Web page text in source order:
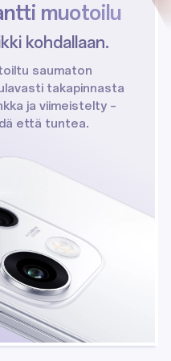
muotoilu
kohdallaan.
saumaton
takapinnasta
ja viimeistelty –
että tuntea.